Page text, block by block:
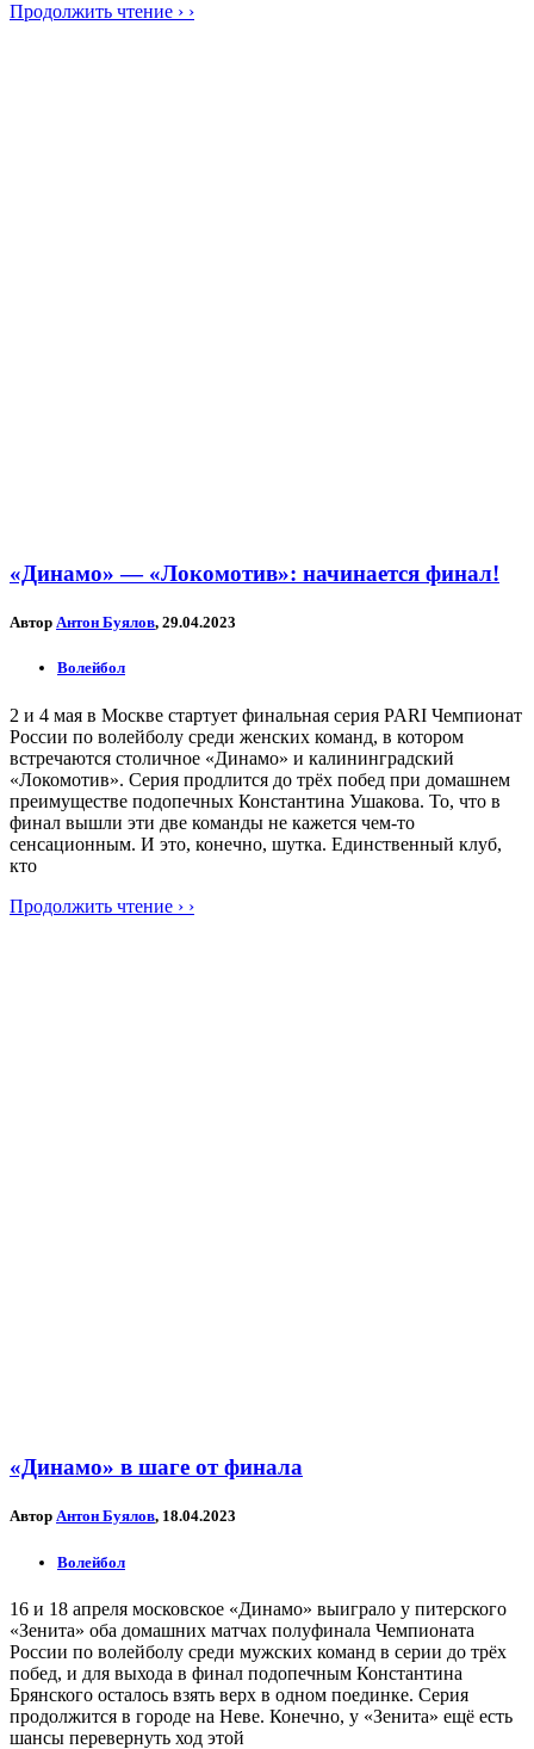
Продолжить чтение › ›
«Динамо» — «Локомотив»: начинается финал!
Автор Антон Буялов, 29.04.2023
Волейбол
2 и 4 мая в Москве стартует финальная серия PARI Чемпионат
России по волейболу среди женских команд, в котором
встречаются столичное «Динамо» и калининградский
«Локомотив». Серия продлится до трёх побед при домашнем
преимуществе подопечных Константина Ушакова. То, что в
финал вышли эти две команды не кажется чем-то
сенсационным. И это, конечно, шутка. Единственный клуб,
кто
Продолжить чтение › ›
«Динамо» в шаге от финала
Автор Антон Буялов, 18.04.2023
Волейбол
16 и 18 апреля московское «Динамо» выиграло у питерского
«Зенита» оба домашних матчах полуфинала Чемпионата
России по волейболу среди мужских команд в серии до трёх
побед, и для выхода в финал подопечным Константина
Брянского осталось взять верх в одном поединке. Серия
продолжится в городе на Неве. Конечно, у «Зенита» ещё есть
шансы перевернуть ход этой